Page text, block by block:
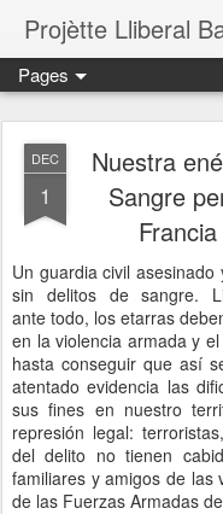
Projètte Lliberal
Pages
DEC
1
Nuestra
Sangre
Un guardia civil
sin delitos de sangre.
ante todo, los etarras
en la violencia armada y
hasta conseguir que así
atentado evidencia las
sus fines en nuestro
represión legal:
del delito no tienen
familiares y amigos de las
de las Fuerzas Armadas